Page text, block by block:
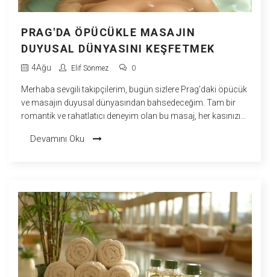
PRAG'DA ÖPÜCÜKLE MASAJIN
DUYUSAL DÜNYASINI KEŞFETMEK
4Ağu Elif Sönmez 0
Merhaba sevgili takipçilerim, bugün sizlere Prag'daki öpücük
ve masajın duyusal dünyasından bahsedeceğim. Tam bir
romantik ve rahatlatıcı deneyim olan bu masaj, her kasınızı
geçiriyor. Kendinizi pamuk gibi hafif hissetmenizi sağlayacak
dünyasında öpücükle masajın ne denli eşsiz bir deneyim
olduğunu kesinlikle anlayacaksınız!
Devamını Oku